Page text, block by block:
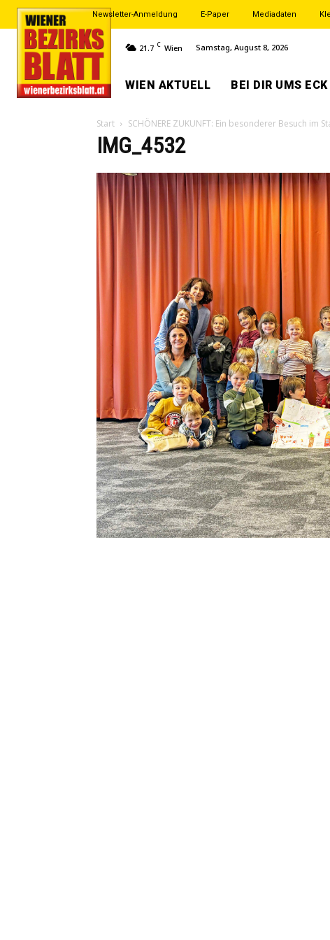
Newsletter-Anmeldung E-Paper Mediadaten
21.7 C Wien Samstag, August 8, 2026
WIEN AKTUELL BEI DIR UMS ECK
Start SCHÖNERE ZUKUNFT: Ein besonderer Besuch im
IMG_4532